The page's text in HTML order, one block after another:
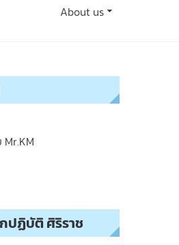
About us
ฏิบัติ ศิริราช